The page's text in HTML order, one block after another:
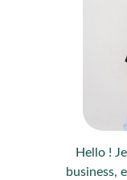
Hello !
business,